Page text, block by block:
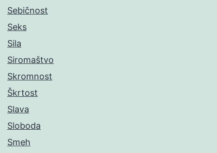
Sebičnost
Seks
Sila
Siromaštvo
Skromnost
Škrtost
Slava
Sloboda
Smeh